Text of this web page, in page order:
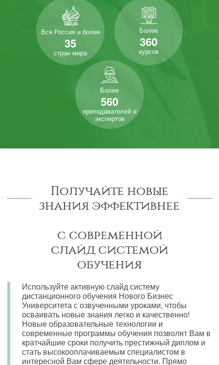
Вся Россия и более
35
стран мира
Более
360
курсов
Более
560
преподавателей и
экспертов
Получайте новые
знания эффективнее
с современной
слайд системой
обучения
Используйте активную слайд систему
дистанционного обучения Нового Бизнес
Университета с озвученными уроками, чтобы
осваивать новые знания легко и качественно!
Новые образовательные технологии и
современные программы обучения позволят Вам в
кратчайшие сроки получить престижный диплом и
стать высокооплачиваемым специалистом в
интересной Вам сфере деятельности. Прямо